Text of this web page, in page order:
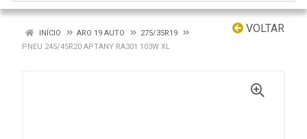
VOLTAR
INÍCIO ARO 19 AUTO
275/35R19
PNEU 245/45R20 APTANY RA301 103W XL